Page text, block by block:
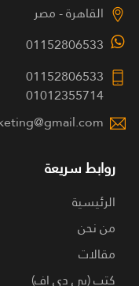
القاهرة - مصر
01152806533
01152806533
01012355714
روابط سريعة
الرئيسية
من نحن
مقالات
كتب (بي دي اف)